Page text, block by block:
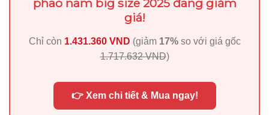
giá!
Chỉ còn 1.431.360 VND (giảm 17%so với giá gốc
1.717.632 VND)
👉 Xem chi tiết & Mua ngay!